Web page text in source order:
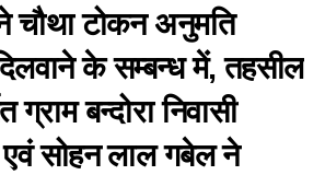
चौथा टोकन अनुमति
के सम्बन्ध में, तहसील
बन्दोरा निवासी
सोहन लाल गबेल ने